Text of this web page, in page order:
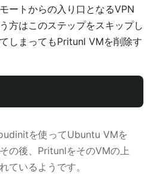
ートからの入り口となるVPN
方はこのステップをスキップし
しまってもPritunl VMを削除す
を使ってUbuntu VMを
の後、PritunlをそのVMの上
ているようです。